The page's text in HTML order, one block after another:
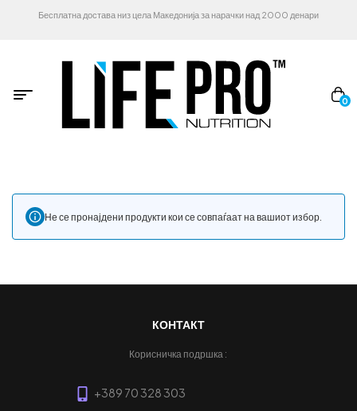
Бесплатна достава низ цела Македонија за нарачки над 2000 денари
0
Не се пронајдени продукти кои се совпаѓаат на вашиот избор.
КОНТАКТ
Корисничка подршка :
+389 70 328 303